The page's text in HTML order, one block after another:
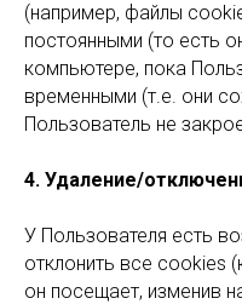
(например, файлы
постоянными (то есть
компьютере, пока
временными (т.е. они
Пользователь не
4. Удаление/
У Пользователя есть
отклонить все cookies
он посещает, изменив